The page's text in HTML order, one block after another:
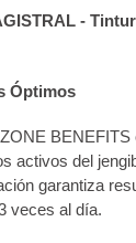
-
Óptimos
BENEFITS
activos del
garantiza
veces al día.